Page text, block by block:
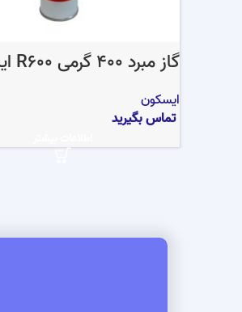
گاز مبرد 400 گرمی R600 ایسکون
ایسکون
تماس بگیرید